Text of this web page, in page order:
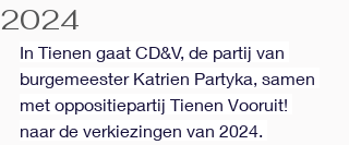
2024
In Tienen gaat CD&V, de partij van
burgemeester Katrien Partyka, samen
met oppositiepartij Tienen Vooruit!
naar de verkiezingen van 2024.